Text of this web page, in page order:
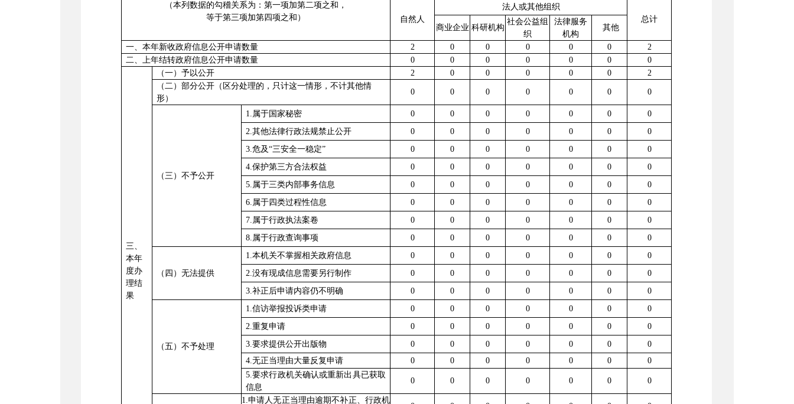
（本列数据的勾稽关系为：第一项加第二项之和，
等于第三项加第四项之和）
自然人
法人或其他组织
总计
商业企业 科研机构
社会公益组
织
法律服务
机构
其他
一、本年新收政府信息公开申请数量 2 0 0 0 0 0
2
二、上年结转政府信息公开申请数量
0 0 0 0 0 0 0
三、
本年
度办
理结
果
（一）予以公开 2 0 0 0 0 0
2
（二）部分公开（区分处理的，只计这一情形，不计其他情
形）
0 0 0 0 0 0 0
（三）不予公开
1.属于国家秘密 0 0 0 0 0 0
0
2.其他法律行政法规禁止公开
0 0 0 0 0 0
0
3.危及“三安全一稳定”
0 0 0 0 0 0
0
4.保护第三方合法权益
0 0 0 0 0 0
0
5.属于三类内部事务信息
0 0 0 0 0 0
0
6.属于四类过程性信息
0 0 0 0 0 0
0
7.属于行政执法案卷
0 0 0 0 0 0
0
8.属于行政查询事项
0 0 0 0 0 0 0
（四）无法提供
1.本机关不掌握相关政府信息 0 0 0 0 0 0
0
2.没有现成信息需要另行制作
0 0 0 0 0 0
0
3.补正后申请内容仍不明确
0 0 0 0 0 0 0
（五）不予处理
1.信访举报投诉类申请 0 0 0 0 0 0
0
2.重复申请
0 0 0 0 0 0
0
3.要求提供公开出版物
0 0 0 0 0 0
0
4.无正当理由大量反复申请
0 0 0 0 0 0
0
5.要求行政机关确认或重新出具已获取
信息
0 0 0 0 0 0 0
1.申请人无正当理由逾期不补正、行政机